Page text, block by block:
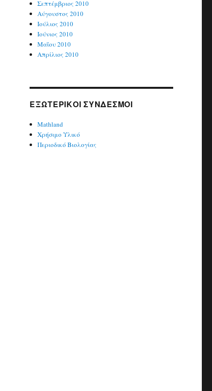
Σεπτέμβριος 2010
Αύγουστος 2010
Ιούλιος 2010
Ιούνιος 2010
Μαΐου 2010
Απρίλιος 2010
ΕΞΩΤΕΡΙΚΟΊ ΣΎΝΔΕΣΜΟΙ
Mathland
Χρήσιμο Υλικό
Περιοδικό Βιολογίας